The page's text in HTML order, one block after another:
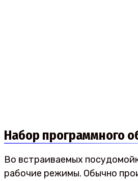
Набор программного
Во встраиваемых
рабочие режимы. Обычно